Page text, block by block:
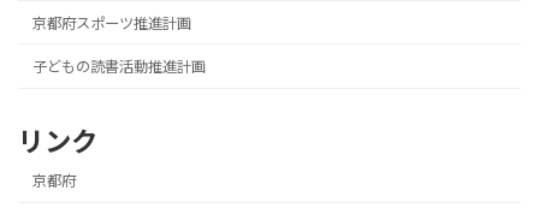
京都府スポーツ推進計画
子どもの読書活動推進計画
リンク
京都府